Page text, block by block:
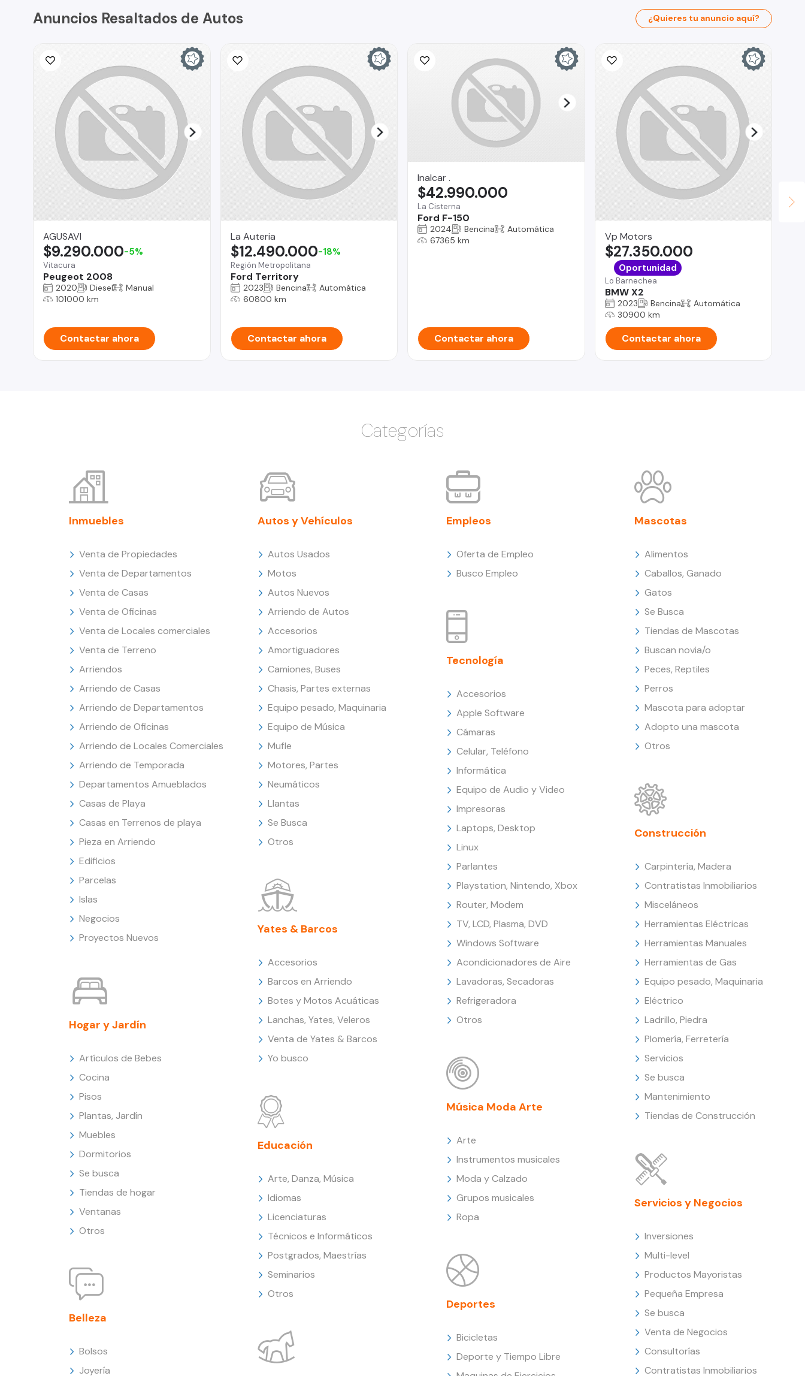
Anuncios Resaltados de Autos ¿Quieres tu anuncio aquí?
AGUSAVI
Vitacura
Peugeot 2008
$9.290.000-5%
2020 Diesel
Manual
101000 km
Contactar ahora
La Auteria
Región Metropolitana
Ford Territory
$12.490.000-18%
2023 Bencina
Automática
60800 km
Contactar ahora
Inalcar .
La Cisterna
Ford F-150
$42.990.000
2024 Bencina
Automática
67365 km
Contactar ahora
Vp Motors
Lo Barnechea
BMW X2
$27.350.000
Oportunidad
2023 Bencina
Automática
30900 km
Contactar ahora
Categorías
Inmuebles
Venta de Propiedades
Venta de Departamentos
Venta de Casas
Venta de Oficinas
Venta de Locales comerciales
Venta de Terreno
Arriendos
Arriendo de Casas
Arriendo de Departamentos
Arriendo de Oficinas
Arriendo de Locales Comerciales
Arriendo de Temporada
Departamentos Amueblados
Casas de Playa
Casas en Terrenos de playa
Pieza en Arriendo
Edificios
Parcelas
Islas
Negocios
Proyectos Nuevos
Hogar y Jardín
Artículos de Bebes
Cocina
Pisos
Plantas, Jardín
Muebles
Dormitorios
Se busca
Tiendas de hogar
Ventanas
Otros
Belleza
Bolsos
Joyería
Autos y Vehículos
Autos Usados
Motos
Autos Nuevos
Arriendo de Autos
Accesorios
Amortiguadores
Camiones, Buses
Chasis, Partes externas
Equipo pesado, Maquinaria
Equipo de Música
Mufle
Motores, Partes
Neumáticos
Llantas
Se Busca
Otros
Yates & Barcos
Accesorios
Barcos en Arriendo
Botes y Motos Acuáticas
Lanchas, Yates, Veleros
Venta de Yates & Barcos
Yo busco
Educación
Arte, Danza, Música
Idiomas
Licenciaturas
Técnicos e Informáticos
Postgrados, Maestrías
Seminarios
Otros
Empleos
Oferta de Empleo
Busco Empleo
Tecnología
Accesorios
Apple Software
Cámaras
Celular, Teléfono
Informática
Equipo de Audio y Video
Impresoras
Laptops, Desktop
Linux
Parlantes
Playstation, Nintendo, Xbox
Router, Modem
TV, LCD, Plasma, DVD
Windows Software
Acondicionadores de Aire
Lavadoras, Secadoras
Refrigeradora
Otros
Música Moda Arte
Arte
Instrumentos musicales
Moda y Calzado
Grupos musicales
Ropa
Deportes
Bicicletas
Deporte y Tiempo Libre
Mascotas
Alimentos
Caballos, Ganado
Gatos
Se Busca
Tiendas de Mascotas
Buscan novia/o
Peces, Reptiles
Perros
Mascota para adoptar
Adopto una mascota
Otros
Construcción
Carpintería, Madera
Contratistas Inmobiliarios
Misceláneos
Herramientas Eléctricas
Herramientas Manuales
Herramientas de Gas
Equipo pesado, Maquinaria
Eléctrico
Ladrillo, Piedra
Plomería, Ferretería
Servicios
Se busca
Mantenimiento
Tiendas de Construcción
Servicios y Negocios
Inversiones
Multi-level
Productos Mayoristas
Pequeña Empresa
Se busca
Venta de Negocios
Consultorías
Contratistas Inmobiliarios